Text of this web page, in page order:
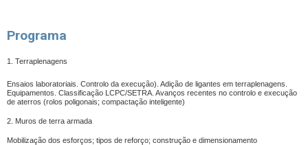
Programa
1. Terraplenagens
Ensaios laboratoriais. Controlo da execução). Adição de ligantes em terraplenagens.
Equipamentos. Classificação LCPC/SETRA. Avanços recentes no controlo e execução
de aterros (rolos poligonais; compactação inteligente)
2. Muros de terra armada
Mobilização dos esforços; tipos de reforço; construção e dimensionamento